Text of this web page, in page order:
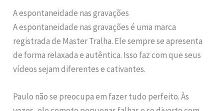
A espontaneidade nas gravações
A espontaneidade nas gravações é uma marca
registrada de Master Tralha. Ele sempre se apresenta
de forma relaxada e autêntica. Isso faz com que seus
vídeos sejam diferentes e cativantes.
Paulo não se preocupa em fazer tudo perfeito. Às